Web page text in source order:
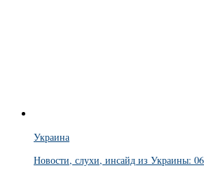
Украина
Новости, слухи, инсайд из Украины: